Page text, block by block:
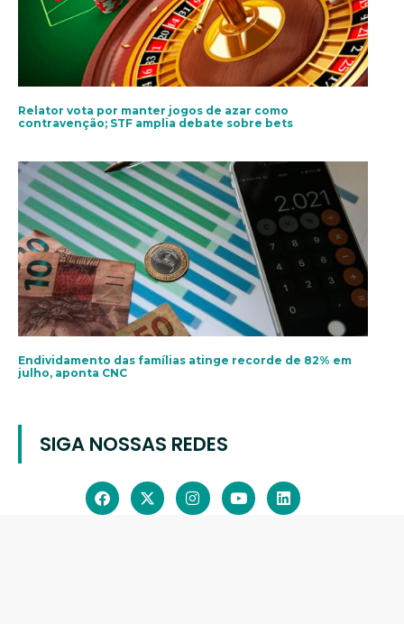
Relator vota por manter jogos de azar como
contravenção; STF amplia debate sobre bets
Endividamento das famílias atinge recorde de 82% em
julho, aponta CNC
SIGA NOSSAS REDES